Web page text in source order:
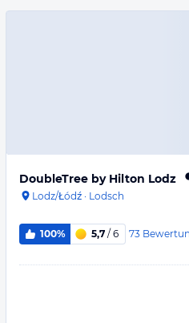
DoubleTree by Hilton Lodz
Lodz/Łódź · Lodsch
100% 5,7 / 6 73